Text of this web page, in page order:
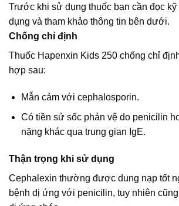
Trước khi sử dụng thuốc bạn cần đọc
dụng và tham khảo thông tin bên dưới.
Chống chỉ định
Thuốc Hapenxin Kids 250 chống chỉ
hợp sau:
Mẫn cảm với cephalosporin.
Có tiền sử sốc phản vệ do penicilin
nặng khác qua trung gian IgE.
Thận trọng khi sử dụng
Cephalexin thường được dung nạp tốt
bệnh dị ứng với penicilin, tuy nhiên